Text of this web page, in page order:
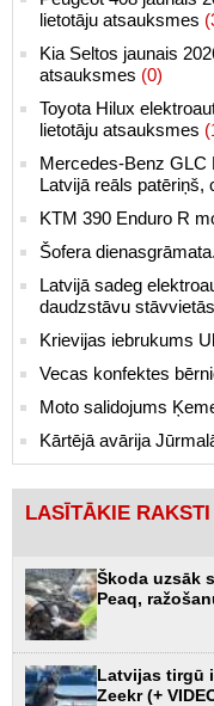
lietotāju atsauksmes
Kia Seltos jaunais
atsauksmes (0)
Toyota Hilux
lietotāju atsauksmes
Mercedes-Benz GLC
Latvijā reāls
KTM 390 Enduro R
Šofera dienasgrāmata.
Latvijā sadeg
daudzstāvu stāvvietās
Krievijas iebrukums
Vecas konfektes
Moto salidojums
Kārtējā avārija
LASĪTĀKIE RAKSTI
Škoda uzsāk
Peaq,
Latvijas tirgū
Zeekr (+